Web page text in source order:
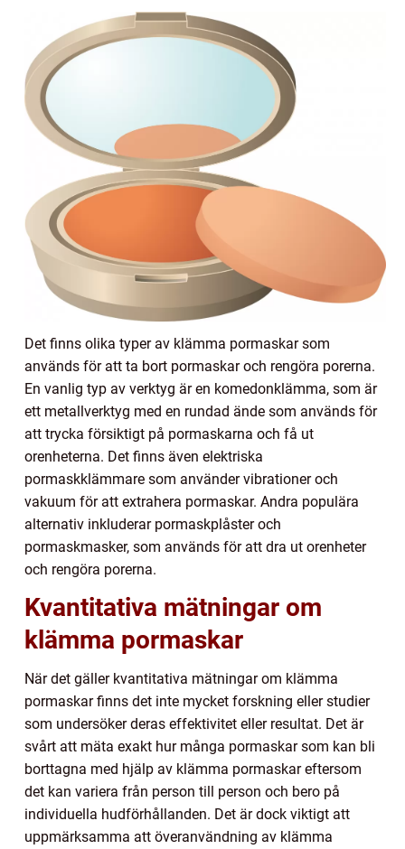
Det finns olika typer av klämma pormaskar som
används för att ta bort pormaskar och rengöra porerna.
En vanlig typ av verktyg är en komedonklämma, som är
ett metallverktyg med en rundad ände som används för
att trycka försiktigt på pormaskarna och få ut
orenheterna. Det finns även elektriska
pormaskklämmare som använder vibrationer och
vakuum för att extrahera pormaskar. Andra populära
alternativ inkluderar pormaskplåster och
pormaskmasker, som används för att dra ut orenheter
och rengöra porerna.
Kvantitativa mätningar om
klämma pormaskar
När det gäller kvantitativa mätningar om klämma
pormaskar finns det inte mycket forskning eller studier
som undersöker deras effektivitet eller resultat. Det är
svårt att mäta exakt hur många pormaskar som kan bli
borttagna med hjälp av klämma pormaskar eftersom
det kan variera från person till person och bero på
individuella hudförhållanden. Det är dock viktigt att
uppmärksamma att överanvändning av klämma